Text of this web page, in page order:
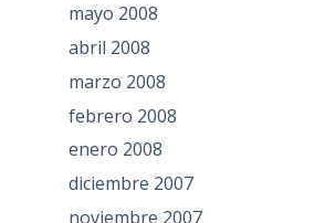
mayo 2008
abril 2008
marzo 2008
febrero 2008
enero 2008
diciembre 2007
noviembre 2007